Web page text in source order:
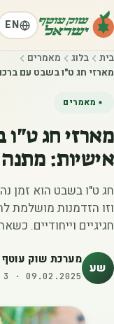
EN
בית בלוג
מאמרים
מארזי חג ט"ו בשבט עם
מאמרים
מארזי חג
אישיות:
חג ט"ו בשבט הוא זמן
וזו הזדמנות מושלמת
חגיגיים וייחודיים.
שע מערכת שוק עוטף
09.02.2025
·
3